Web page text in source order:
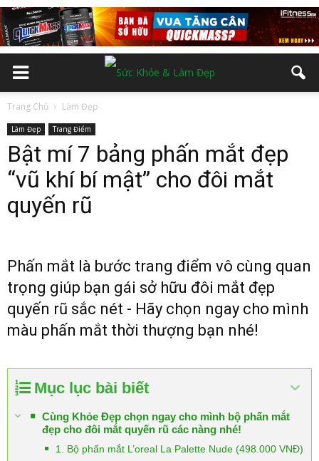
Trang Chủ Làm Đẹp
Làm Đẹp Trang Điểm
Bật mí 7 bảng phấn mắt đẹp
“vũ khí bí mật” cho đôi mắt
quyến rũ
Phấn mắt là bước trang điểm vô cùng quan
trọng giúp bạn gái sở hữu đôi mắt đẹp
quyến rũ sắc nét - Hãy chọn ngay cho mình
màu phấn mắt thời thượng bạn nhé!
Mục lục bài biết
Cùng Khỏe Đẹp chọn ngay cho mình bộ phấn mắt
đẹp cho đôi mắt quyến rũ các nàng nhé!
1. Bộ phấn mắt L’oreal La Palette Nude (498.000 VNĐ)